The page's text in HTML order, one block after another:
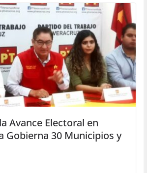
Avance Electoral en
Gobierna 30 Municipios y